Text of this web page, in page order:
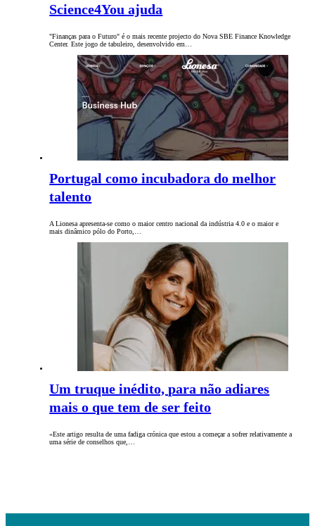
Science4You ajuda
"Finanças para o Futuro" é o mais recente projecto do Nova SBE Finance Knowledge
Center. Este jogo de tabuleiro, desenvolvido em…
Portugal como incubadora do melhor
talento
A Lionesa apresenta-se como o maior centro nacional da indústria 4.0 e o maior e
mais dinâmico pólo do Porto,…
Um truque inédito, para não adiares
mais o que tem de ser feito
«Este artigo resulta de uma fadiga crónica que estou a começar a sofrer relativamente a
uma série de conselhos que,…